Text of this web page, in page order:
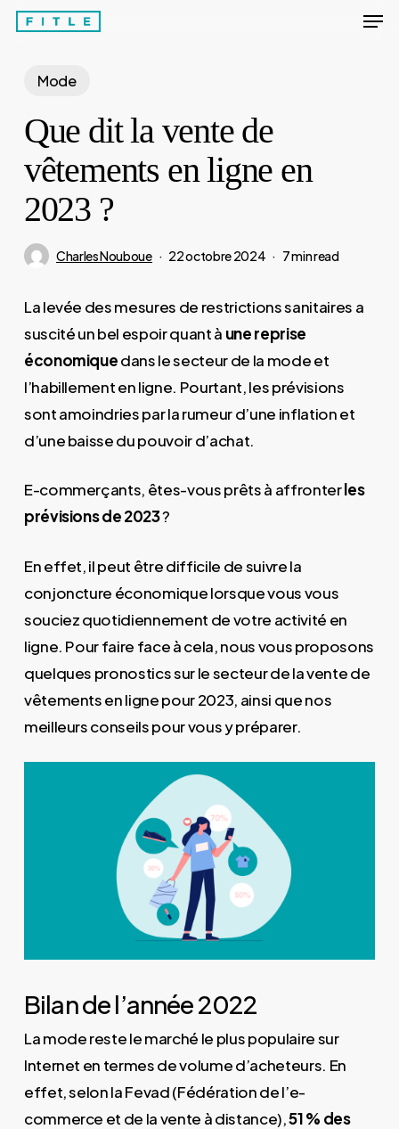
Skip
content
Mode
Que dit la vente de
vêtements en ligne en
2023 ?
Charles Nouboue 22 octobre 2024 7 min read
La levée des mesures de restrictions sanitaires a
suscité un bel espoir quant à une reprise
économiquedans le secteur de la mode et
l’habillement en ligne. Pourtant, les prévisions
sont amoindries par la rumeur d’une inflation et
d’une baisse du pouvoir d’achat.
E-commerçants, êtes-vous prêts à affronterles
prévisions de 2023?
En effet, il peut être difficile de suivre la
conjoncture économique lorsque vous vous
souciez quotidiennement de votre activité en
ligne. Pour faire face à cela, nous vous proposons
quelques pronostics sur le secteur de la vente de
vêtements en ligne pour 2023, ainsi que nos
meilleurs conseils pour vous y préparer.
Bilan de l’année 2022
La mode reste le marché le plus populaire sur
Internet en termes de volume d’acheteurs. En
effet, selon la Fevad (Fédération de l’e-
commerce et de la vente à distance),51 % des